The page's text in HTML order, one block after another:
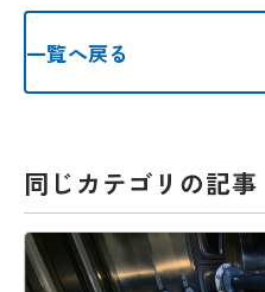
一覧へ戻る
同じカテゴリの記事